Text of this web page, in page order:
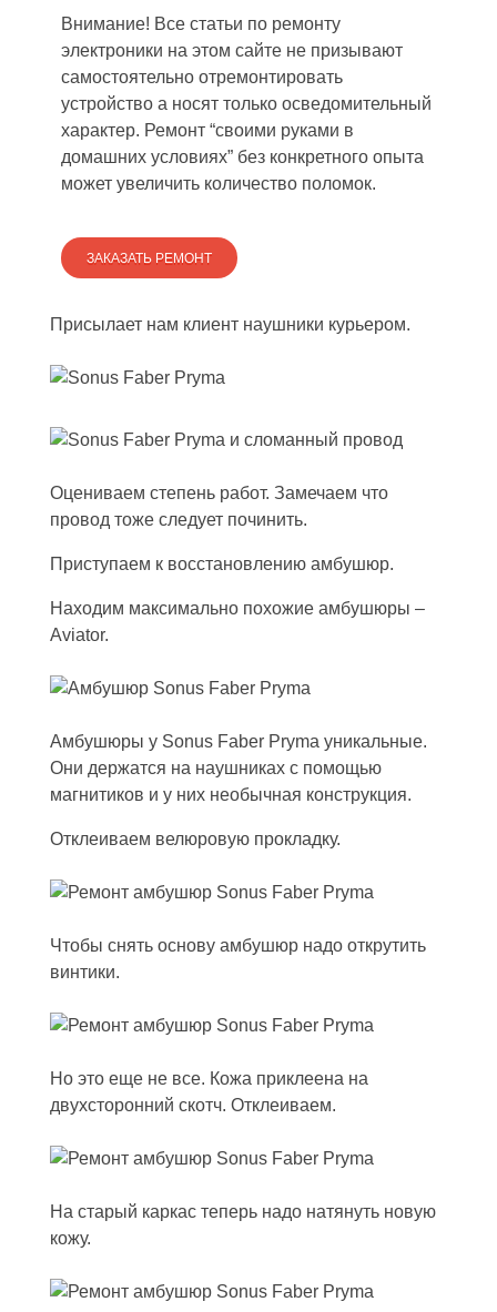
Внимание! Все статьи по ремонту
электроники на этом сайте не призывают
самостоятельно отремонтировать
устройство а носят только осведомительный
характер. Ремонт “своими руками в
домашних условиях” без конкретного опыта
может увеличить количество поломок.
ЗАКАЗАТЬ РЕМОНТ
Присылает нам клиент наушники курьером.
Оцениваем степень работ. Замечаем что
провод тоже следует починить.
Приступаем к восстановлению амбушюр.
Находим максимально похожие амбушюры –
Aviator.
Амбушюры у Sonus Faber Pryma уникальные.
Они держатся на наушниках с помощью
магнитиков и у них необычная конструкция.
Отклеиваем велюровую прокладку.
Чтобы снять основу амбушюр надо открутить
винтики.
Но это еще не все. Кожа приклеена на
двухсторонний скотч. Отклеиваем.
На старый каркас теперь надо натянуть новую
кожу.